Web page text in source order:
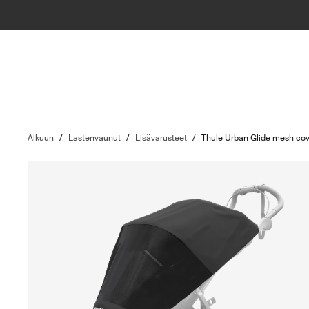
Alkuun / Lastenvaunut / Lisävarusteet / Thule Urban Glide mesh